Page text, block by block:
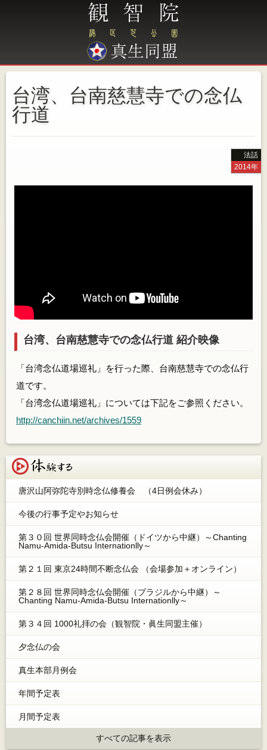
台湾、台南慈慧寺での念仏
行道
法話
2014年
台湾、台南慈慧寺での念仏行道 紹介映像
「台湾念仏道場巡礼」を行った際、台南慈慧寺での念仏行
道です。
「台湾念仏道場巡礼」については下記をご参照ください。
http://canchiin.net/archives/1559
唐沢山阿弥陀寺別時念仏修養会 （4日例会休み）
今後の行事予定やお知らせ
第３０回 世界同時念仏会開催（ドイツから中継）～Chanting
Namu-Amida-Butsu Internationlly～
第２１回 東京24時間不断念仏会 （会場参加＋オンライン）
第２８回 世界同時念仏会開催（ブラジルから中継）～
Chanting Namu-Amida-Butsu Internationlly～
第３４回 1000礼拝の会（観智院・眞生同盟主催）
夕念仏の会
真生本部月例会
年間予定表
月間予定表
すべての記事を表示